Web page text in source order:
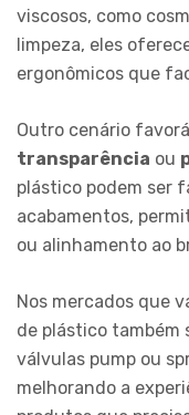
viscosos, como
limpeza, eles
ergonômicos que
Outro cenário
transparência ou
plástico podem ser
acabamentos,
ou alinhamento ao
Nos mercados que
de plástico também
válvulas pump ou
melhorando a